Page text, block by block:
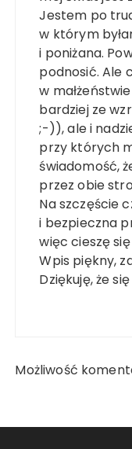
Jestem po
w którym
i poniżana.
podnosić. Ale
w
bardziej ze
;-)), ale i
przy których
świadomość,
przez obie
Na szczęście
i bezpieczna
więc cieszę
Wpis piękny,
Dziękuję, że
Możliwość